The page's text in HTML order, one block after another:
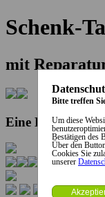
Schenk-
mit
Eine
Bitte treffen
Um diese
Bestätigen des
Über den
Cookies Sie
unserer